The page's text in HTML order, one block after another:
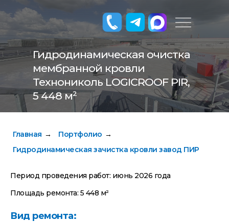
Гидродинамическая очистка
мембранной кровли
Технониколь LOGICROOF PIR,
5 448 м²
Главная → Портфолио →
Гидродинамическая зачистка кровли завод ПИР
Период проведения работ: июнь 2026 года
Площадь ремонта: 5 448 м²
Вид ремонта: